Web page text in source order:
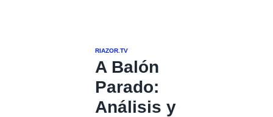
RIAZOR.TV
A Balón
Parado:
Análisis y